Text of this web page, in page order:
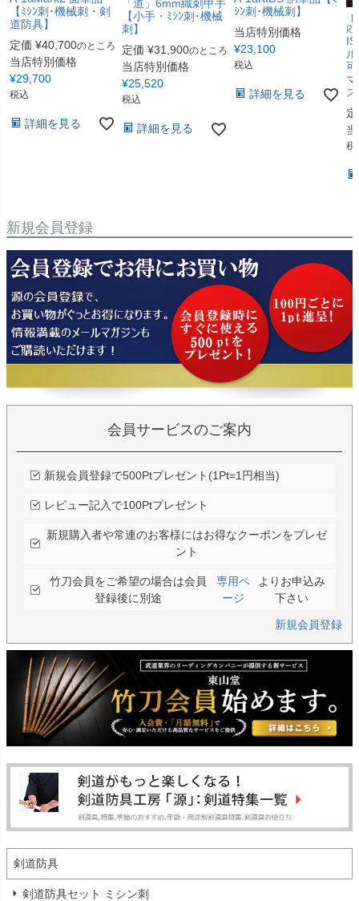
【ﾐｼﾝ刺･機械刺・剣
道防具】
定価 ¥40,700のところ
当店特別価格
¥29,700
税込
詳細を見る
「道」6mm織刺甲手
【小手・ﾐｼﾝ刺･機械
刺】
定価 ¥31,900のところ
当店特別価格
¥25,520
税込
詳細を見る
ｼﾝ刺･機械刺】
当店特別価格
¥23,100
税込
詳細を見る
応
税
新規会員登録
会員サービスのご案内
新規会員登録で500Ptプレゼント(1Pt=1円相当)
レビュー記入で100Ptプレゼント
新規購入者や常連のお客様にはお得なクーポンをプレゼ
ント
竹刀会員をご希望の場合は会員
登録後に別途
専用ペ
ージ
よりお申込み
下さい
新規会員登録
剣道防具
剣道防具セット ミシン刺